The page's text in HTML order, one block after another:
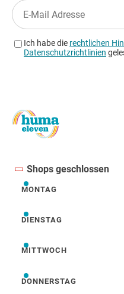
Shops geschlossen
Montag
MONTAG
Dienstag
DIENSTAG
Mittwoch
MITTWOCH
Donnerstag
DONNERSTAG